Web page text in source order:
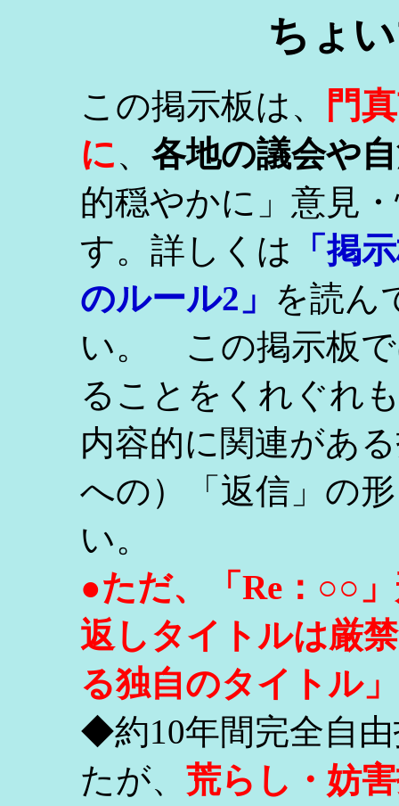
ちょ
この掲示板は、
門
に、 各地の議会や
的穏やかに」意見
す。詳しくは
「掲
のルール2」 を読ん
い。 この掲示板で
ることをくれぐれ
内容的に関連があ
への）「返信」の
い。
●ただ、「Re：○○
返しタイトルは厳
る独自のタイトル
◆約10年間完全自
たが、 荒らし・妨